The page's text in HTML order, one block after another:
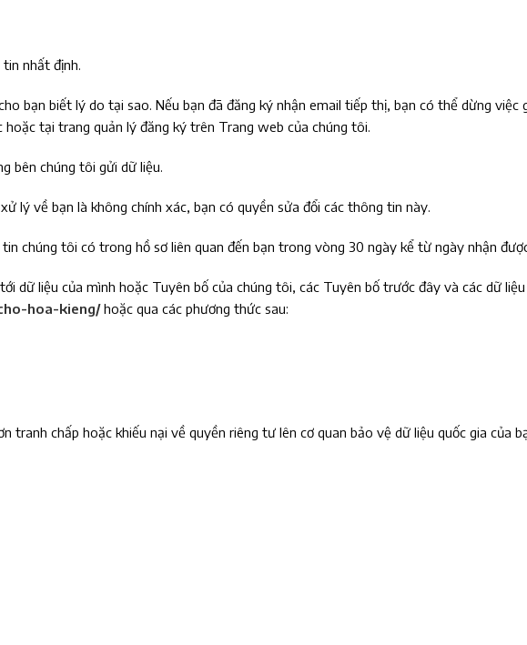
nhất định.
bạn biết lý do tại sao. Nếu bạn đã đăng ký nhận email tiếp thị, bạn có thể dừng việc
hoặc tại trang quản lý đăng ký trên Trang web của chúng tôi.
bên chúng tôi gửi dữ liệu.
lý về bạn là không chính xác, bạn có quyền sửa đổi các thông tin này.
chúng tôi có trong hồ sơ liên quan đến bạn trong vòng 30 ngày kể từ ngày nhận
dữ liệu của mình hoặc Tuyên bố của chúng tôi, các Tuyên bố trước đây và các dữ
hoa-kieng/hoặc qua các phương thức sau:
tranh chấp hoặc khiếu nại về quyền riêng tư lên cơ quan bảo vệ dữ liệu quốc gia của